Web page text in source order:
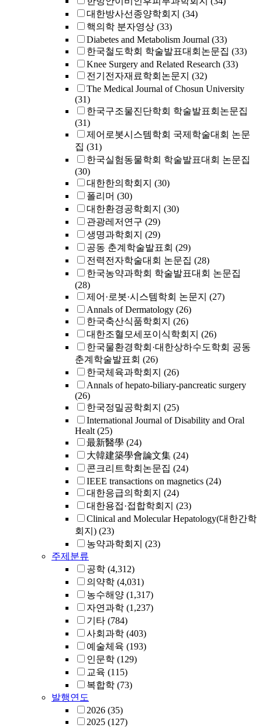
대한방사선종양학회지 (34)
핵의학 분자영상 (33)
Diabetes and Metabolism Journal (33)
한국철도학회 학술발표대회논문집 (33)
Knee Surgery and Related Research (33)
전기전자재료학회논문지 (32)
The Medical Journal of Chosun University
(31)
한국구조물진단학회 학술발표회논문집
(31)
제어로봇시스템학회 국제학술대회 논문
집 (31)
한국실험동물학회 학술발표대회 논문집
(30)
대한한의학회지 (30)
폴리머 (30)
대한환경공학회지 (30)
관광레저연구 (29)
생명과학회지 (29)
공동 춘계학술발표회 (29)
전력전자학술대회 논문집 (28)
한국농약과학회 학술발표대회 논문집
(28)
제어·로봇·시스템학회 논문지 (27)
Annals of Dermatology (26)
한국축산식품학회지 (26)
대한조혈모세포이식학회지 (26)
한국물환경학회·대한상하수도학회 공동
춘계학술발표회 (26)
한국체육과학회지 (26)
Annals of hepato-biliary-pancreatic surgery
(26)
한국정밀공학회지 (25)
International Journal of Disability and Oral
Healt (25)
最新醫學 (24)
大韓建築學會論文集 (24)
콘크리트학회논문집 (24)
IEEE transactions on magnetics (24)
대한응급의학회지 (24)
대한용접·접합학회지 (23)
Clinical and Molecular Hepatology(대한간학
회지) (23)
농약과학회지 (23)
주제분류
공학 (4,312)
의약학 (4,031)
농수해양 (1,317)
자연과학 (1,237)
기타 (784)
사회과학 (403)
예술체육 (193)
인문학 (129)
교육 (115)
복합학 (73)
발행연도
2026 (35)
2025 (127)